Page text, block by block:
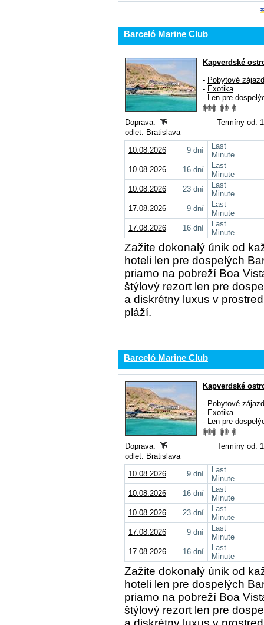
Barceló Marine Club
Kapverdské
- Pobytové
- Exotika
- Len pre
Doprava:
Termíny od:
odlet: Bratislava
10.08.2026
9 dní
Last
Minute
10.08.2026
16 dní
Last
Minute
10.08.2026
23 dní
Last
Minute
17.08.2026
9 dní
Last
Minute
17.08.2026
16 dní
Last
Minute
Zažite dokonalý únik od
hoteli len pre dospelých
priamo na pobreží Boa
štýlový rezort len pre
a diskrétny luxus v
pláží.
Barceló Marine Club
Kapverdské
- Pobytové
- Exotika
- Len pre
Doprava:
Termíny od:
odlet: Bratislava
10.08.2026
9 dní
Last
Minute
10.08.2026
16 dní
Last
Minute
10.08.2026
23 dní
Last
Minute
17.08.2026
9 dní
Last
Minute
17.08.2026
16 dní
Last
Minute
Zažite dokonalý únik od
hoteli len pre dospelých
priamo na pobreží Boa
štýlový rezort len pre